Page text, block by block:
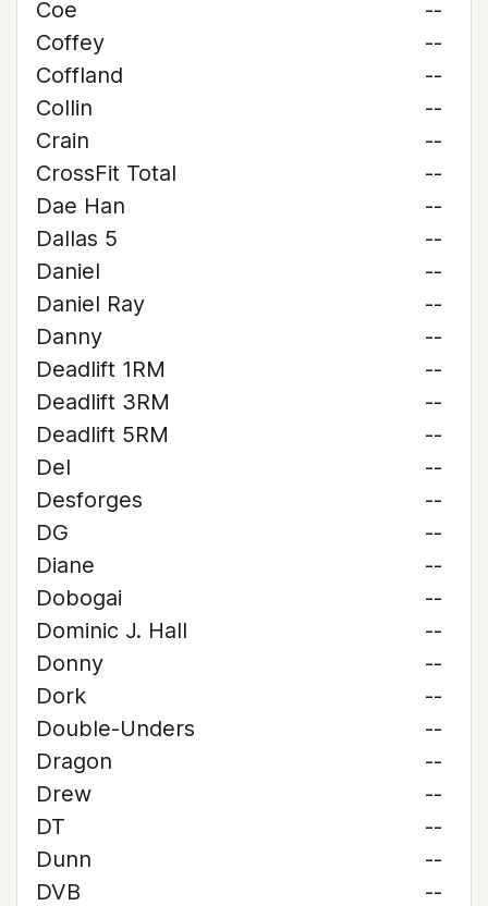
Coe
--
Coffey
--
Coffland
--
Collin
--
Crain
--
CrossFit Total
--
Dae Han
--
Dallas 5
--
Daniel
--
Daniel Ray
--
Danny
--
Deadlift 1RM
--
Deadlift 3RM
--
Deadlift 5RM
--
Del
--
Desforges
--
DG
--
Diane
--
Dobogai
--
Dominic J. Hall
--
Donny
--
Dork
--
Double-Unders
--
Dragon
--
Drew
--
DT
--
Dunn
--
DVB
--